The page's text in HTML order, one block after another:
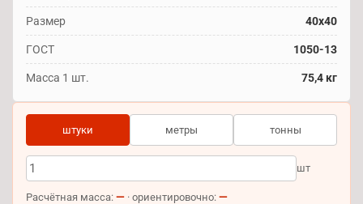
Размер 40х40
ГОСТ 1050-13
Масса 1 шт. 75,4 кг
штуки метры тонны
шт
Расчётная масса: — · ориентировочно: —